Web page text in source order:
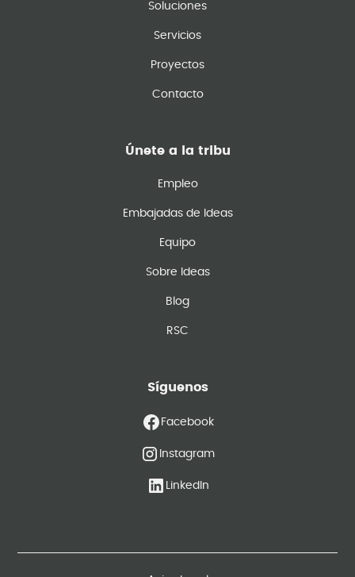
Soluciones
Servicios
Proyectos
Contacto
Únete a la tribu
Empleo
Embajadas de Ideas
Equipo
Sobre Ideas
Blog
RSC
Síguenos
Facebook
Instagram
LinkedIn